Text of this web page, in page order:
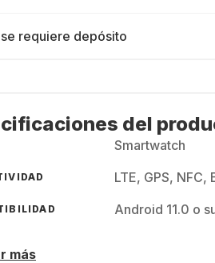
requiere depósito
del
Smartwatch
LTE, GPS,
Android 11.0 o
más